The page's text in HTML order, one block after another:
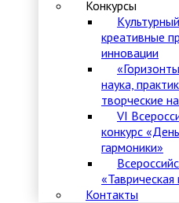
Конкурсы
креативные
инновации
наука,
творческие
VI
конкурс
гармоники»
Контакты